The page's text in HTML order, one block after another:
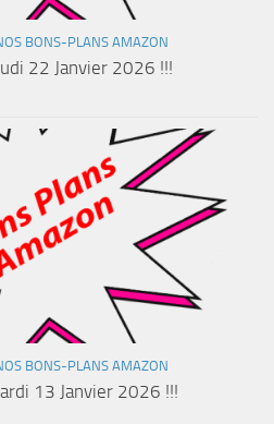
BONS-PLANS AMAZON
22 Janvier 2026 !!!
BONS-PLANS AMAZON
13 Janvier 2026 !!!